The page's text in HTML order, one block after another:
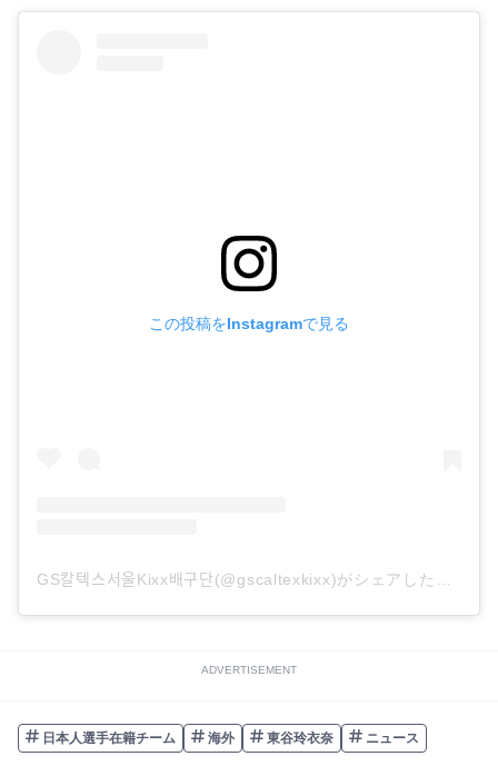
この投稿をInstagramで見る
GS칼텍스서울Kixx배구단(@gscaltexkixx)がシェアした投稿
ADVERTISEMENT
日本人選手在籍チーム 海外 東谷玲衣奈 ニュース